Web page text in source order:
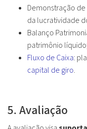
Demonstração de
da lucratividade
Balanço
patrimônio
Fluxo de Caixa:
capital de giro.
5. Avaliação